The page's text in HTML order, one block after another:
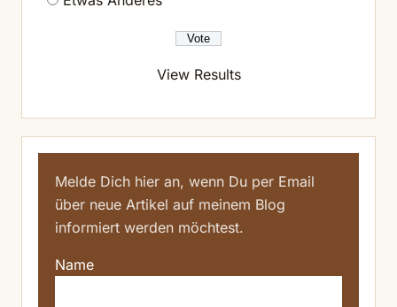
View Results
Melde Dich hier an, wenn Du per Email
über neue Artikel auf meinem Blog
informiert werden möchtest.
Name